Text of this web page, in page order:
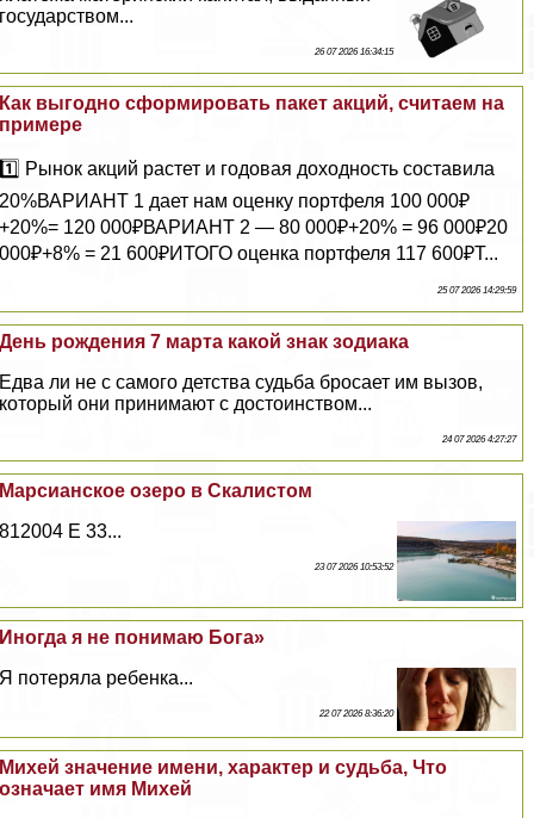
государством...
26 07 2026 16:34:15
Как выгодно сформировать пакет акций, считаем на
примере
1️⃣ Рынок акций растет и годовая доходность составила
20%ВАРИАНТ 1 дает нам оценку портфеля 100 000₽
+20%= 120 000₽ВАРИАНТ 2 — 80 000₽+20% = 96 000₽20
000₽+8% = 21 600₽ИТОГО оценка портфеля 117 600₽Т...
25 07 2026 14:29:59
День рождения 7 марта какой знак зодиака
Едва ли не с самого детства судьба бросает им вызов,
который они принимают с достоинством...
24 07 2026 4:27:27
Марсианское озеро в Скалистом
812004 Е 33...
23 07 2026 10:53:52
Иногда я не понимаю Бога»
Я потеряла ребенка...
22 07 2026 8:36:20
Михей значение имени, хаpaктер и судьба, Что
означает имя Михей